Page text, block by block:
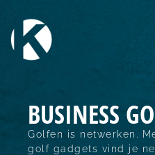
BUSINESS
Golfen is netwerken.
golf gadgets vind je